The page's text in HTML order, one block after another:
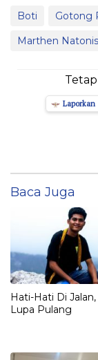
Boti Gotong
Marthen Natonis
Laporkan
Baca Juga
Hati-Hati Di
Lupa Pulang